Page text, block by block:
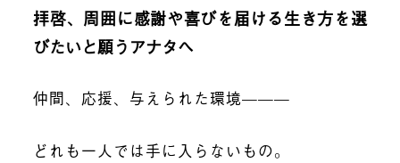
拝啓、周囲に感謝や喜びを届ける生き方を選
びたいと願うアナタへ
仲間、応援、与えられた環境———
どれも一人では手に入らないもの。